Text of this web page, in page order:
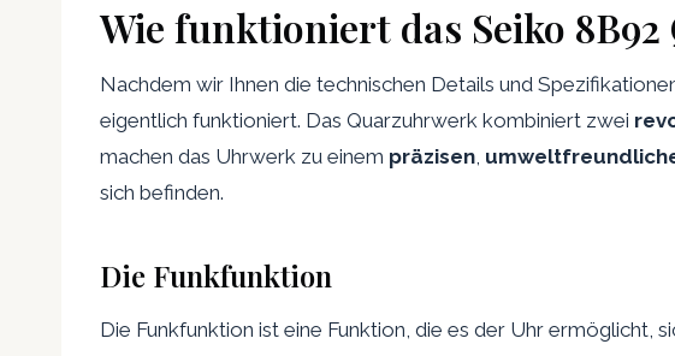
Wie funktioniert das Seiko
Nachdem wir Ihnen die technischen Details und
eigentlich funktioniert. Das Quarzuhrwerk kombiniert zwei
machen das Uhrwerk zu einem präzisen,
sich befinden.
Die Funkfunktion
Die Funkfunktion ist eine Funktion, die es der Uhr ermöglicht,